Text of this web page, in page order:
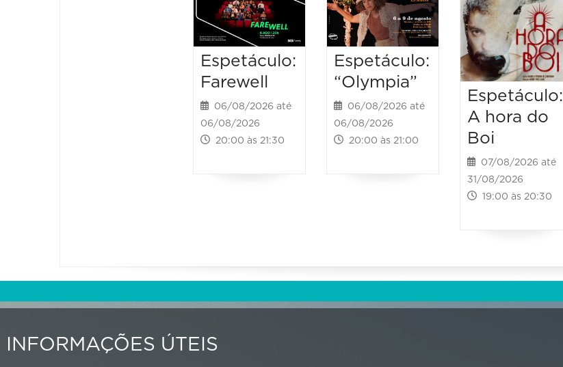
Espetáculo:
Farewell
06/08/2026 até
06/08/2026
20:00 às 21:30
Espetáculo:
“Olympia”
06/08/2026 até
06/08/2026
20:00 às 21:00
Espetáculo:
A hora do
Boi
07/08/2026 até
31/08/2026
19:00 às 20:30
INFORMAÇÕES ÚTEIS